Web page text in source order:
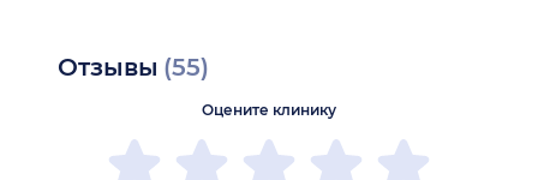
Отзывы (55)
Оцените клинику